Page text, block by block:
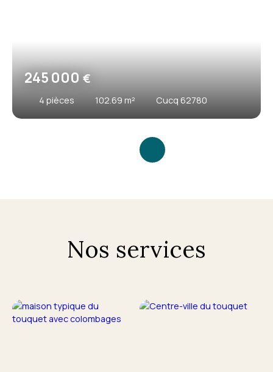
245 000€
4 pièces 102.69 m² Cucq 62780
Nos services